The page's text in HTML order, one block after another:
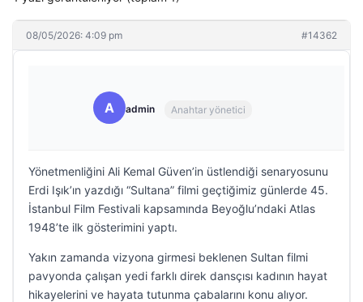
08/05/2026: 4:09 pm #14362
A admin Anahtar yönetici
Yönetmenliğini Ali Kemal Güven’in üstlendiği senaryosunu
Erdi Işık’ın yazdığı “Sultana” filmi geçtiğimiz günlerde 45.
İstanbul Film Festivali kapsamında Beyoğlu’ndaki Atlas
1948’te ilk gösterimini yaptı.
Yakın zamanda vizyona girmesi beklenen Sultan filmi
pavyonda çalışan yedi farklı direk dansçısı kadının hayat
hikayelerini ve hayata tutunma çabalarını konu alıyor.